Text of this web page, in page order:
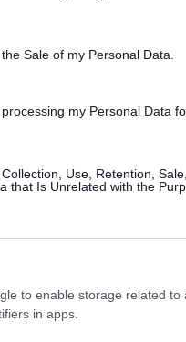
Sale of my Personal Data.
my Personal Data
Use, Retention,
that Is Unrelated with the
to enable storage related to
in apps.